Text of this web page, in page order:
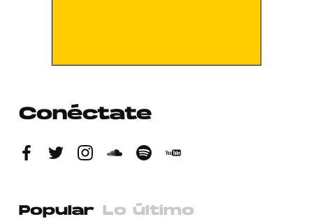
Conéctate
Popular Lo último